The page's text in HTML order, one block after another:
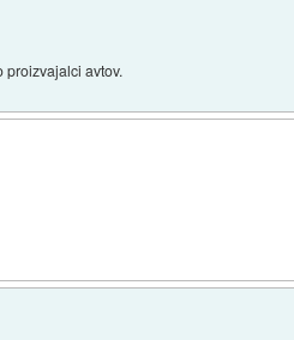
proizvajalci avtov.